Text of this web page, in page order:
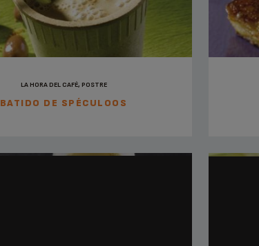
LA HORA DEL CAFÉ, POSTRE
BATIDO DE SPÉCULOOS